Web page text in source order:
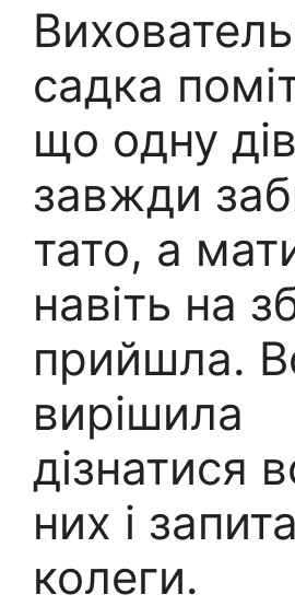
садка
що одну
завжди
тато, а
навіть на
прийшла.
вирішила
дізнатися
них і
колеги.